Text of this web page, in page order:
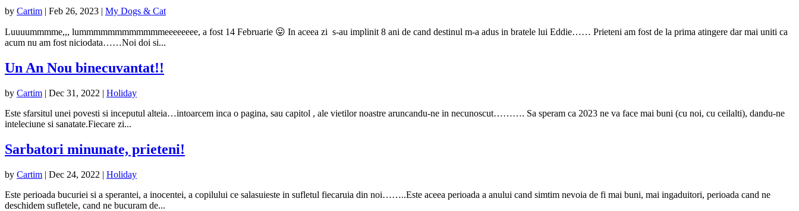
by Cartim | Feb 26, 2023 | My Dogs & Cat
Luuuummmme,,, lummmmmmmmmmmmeeeeeeee, a fost 14 Februarie 😛 In aceea zi s-au implinit 8 ani de cand destinul m-a adus in bratele lui Eddie…… Prieteni am fost de la prima atingere dar mai uniti ca
acum nu am fost niciodata……Noi doi si...
Un An Nou binecuvantat!!
by Cartim | Dec 31, 2022 | Holiday
Este sfarsitul unei povesti si inceputul alteia…intoarcem inca o pagina, sau capitol , ale vietilor noastre aruncandu-ne in necunoscut………. Sa speram ca 2023 ne va face mai buni (cu noi, cu ceilalti), dandu-ne
inteleciune si sanatate.Fiecare zi...
Sarbatori minunate, prieteni!
by Cartim | Dec 24, 2022 | Holiday
Este perioada bucuriei si a sperantei, a inocentei, a copilului ce salasuieste in sufletul fiecaruia din noi……..Este aceea perioada a anului cand simtim nevoia de fi mai buni, mai ingaduitori, perioada cand ne
deschidem sufletele, cand ne bucuram de...